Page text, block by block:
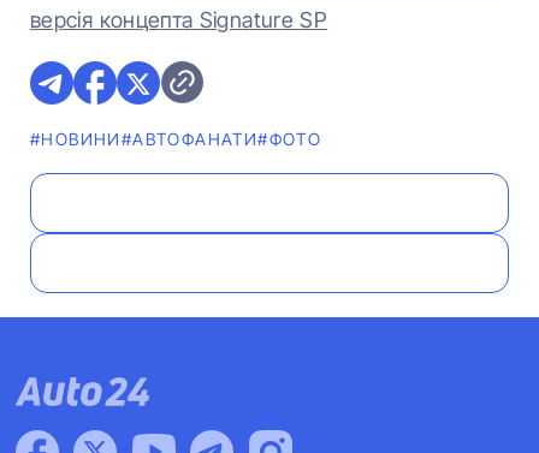
версія концепта Signature SP
#НОВИНИ#АВТОФАНАТИ#ФОТО